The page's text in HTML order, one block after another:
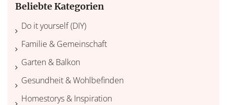
Beliebte Kategorien
Do it yourself (DIY)
Familie & Gemeinschaft
Garten & Balkon
Gesundheit & Wohlbefinden
Homestorys & Inspiration